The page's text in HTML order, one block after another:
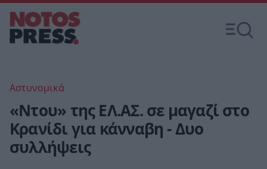
Αστυνομικά
«Ντου» της ΕΛ.ΑΣ. σε μαγαζί στο
Κρανίδι για κάνναβη - Δυο
συλλήψεις